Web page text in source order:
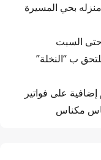
بحي المسيرة
ب “النخلة”
على فواتير
فاس مكناس